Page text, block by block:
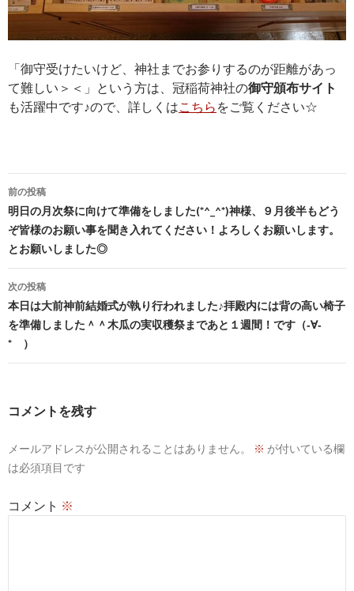
「御守受けたいけど、神社までお参りするのが距離があっ
て難しい＞＜」という方は、冠稲荷神社の御守頒布サイト
も活躍中です♪ので、詳しくは こちら をご覧ください☆
投
稿
ナ
ビ
ゲ
ー
シ
ン
前の投稿
明日の月次祭に向けて準備をしました(*^_^*)神様、９月後半もどう
ぞ皆様のお願い事を聞き入れてください！よろしくお願いします。
とお願いしました◎
次の投稿
本日は大前神前結婚式が執り行われました♪拝殿内には背の高い椅子
を準備しました＾＾木瓜の実収穫祭まであと１週間！です（‐∀‐
* ）
コメントを残す
メールアドレスが公開されることはありません。 ※ が付いている欄
は必須項目です
コメント ※